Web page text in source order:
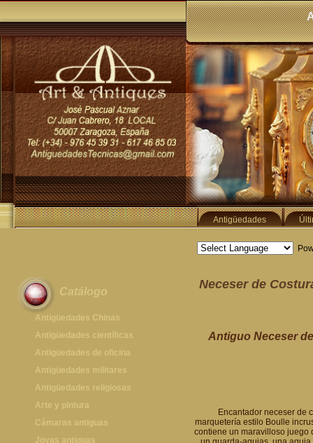
Antigüedades
Catálogo
Antigüedades Chinas
Antigüedades Chinas
Antigüedades científicas
Antigüedades científicas
Antigüedades de oficina
Máquinas de escribir antiguas
Calculadoras antiguas
Teléfonos y Telégrafos antiguos
Antigüedades militares
Espadas antiguas
Medallas y condecoraciones
Cascos militares
Otros artículos militares
Antigüedades religiosas
Antigüedades religiosas
Arte y pintura
Pintura antigua
Pintura contemporánea
Cámaras antiguas
Cámaras antiguas
Joyas antiguas
Neceser de
Antiguo Neceser
Encantador neceser de
marquetería estilo Boulle
contiene un maravilloso juego